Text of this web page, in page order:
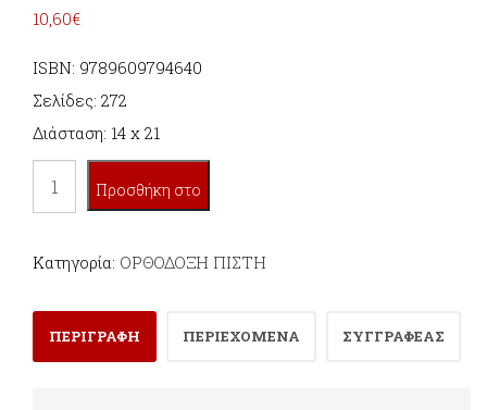
10,60€
ISBN: 9789609794640
Σελίδες: 272
Διάσταση: 14 x 21
Ο
ΠΟΥ
ποσότητα
Προσθήκη στο
Κατηγορία: ΟΡΘΟΔΟΞΗ ΠΙΣΤΗ
ΠΕΡΙΓΡΑΦΗ ΠΕΡΙΕΧΟΜΕΝΑ ΣΥΓΓΡΑΦΕΑΣ